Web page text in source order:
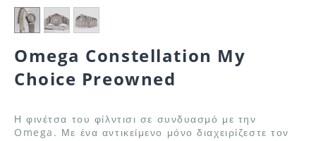
Omega Constellation My
Choice Preowned
Η φινέτσα του φίλντισι σε συνδυασμό με την
Omega. Με ένα αντικείμενο μόνο διαχειρίζεστε τον